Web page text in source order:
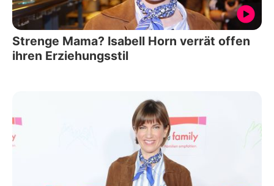
Strenge Mama? Isabell Horn verrät offen
ihren Erziehungsstil